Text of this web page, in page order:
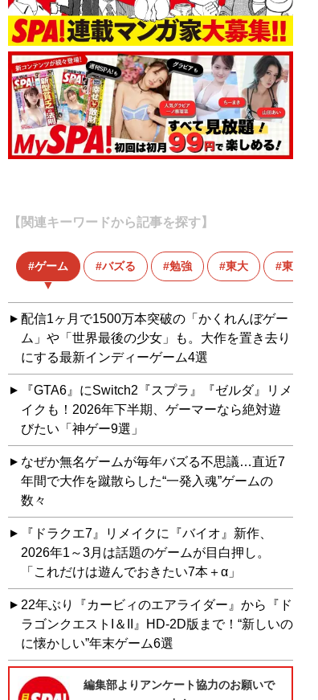
【関連キーワードから記事を探す】
ゲーム バズる 勉強 東大 東大生
配信1ヶ月で1500万本突破の「かくれんぼゲー
ム」や「世界最後の少女」も。大作を置き去り
にする最新インディーゲーム4選
『GTA6』にSwitch2『スプラ』『ゼルダ』リメ
イクも！2026年下半期、ゲーマーなら絶対遊
びたい「神ゲー9選」
なぜか無名ゲームが毎年バズる不思議…直近7
年間で大作を蹴散らした“一発入魂”ゲームの
数々
『ドラクエ7』リメイクに『バイオ』新作、
2026年1～3月は話題のゲームが目白押し。
「これだけは遊んでおきたい7本＋α」
22年ぶり『カービィのエアライダー』から『ド
ラゴンクエストI＆II』HD-2D版まで！“新しいの
に懐かしい”年末ゲーム6選